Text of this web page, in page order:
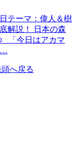
テーマ：偉人＆樹
解説！ 日本の森
「今日はアカマ
…
へ戻る